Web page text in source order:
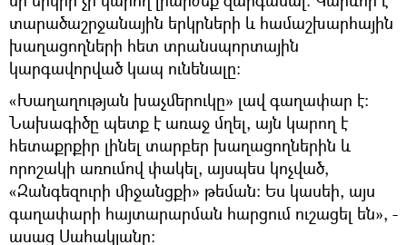
տարածաշրջանային երկրների և համաշխարհային
խաղացողների հետ տրանսպորտային
կարգավորված կապ ունենալը։
«Խաղաղության խաչմերուկը» լավ գաղափար է։
Նախագիծը պետք է առաջ մղել, այն կարող է
հետաքրքիր լինել տարբեր խաղացողներին և
որոշակի առումով փակել, այսպես կոչված,
«Զանգեզուրի միջանցքի» թեման։ Ես կասեի, այս
գաղափարի հայտարարման հարցում ուշացել են», -
ասաց Սահակյանը։